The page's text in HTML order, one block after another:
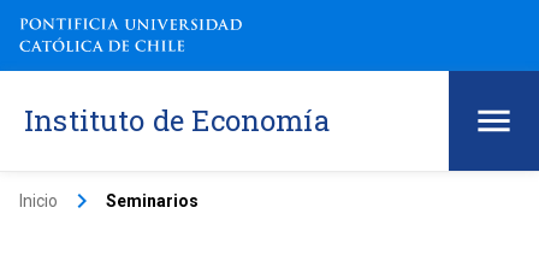
Instituto de Economía
Inicio keyboard_arrow_right Seminarios